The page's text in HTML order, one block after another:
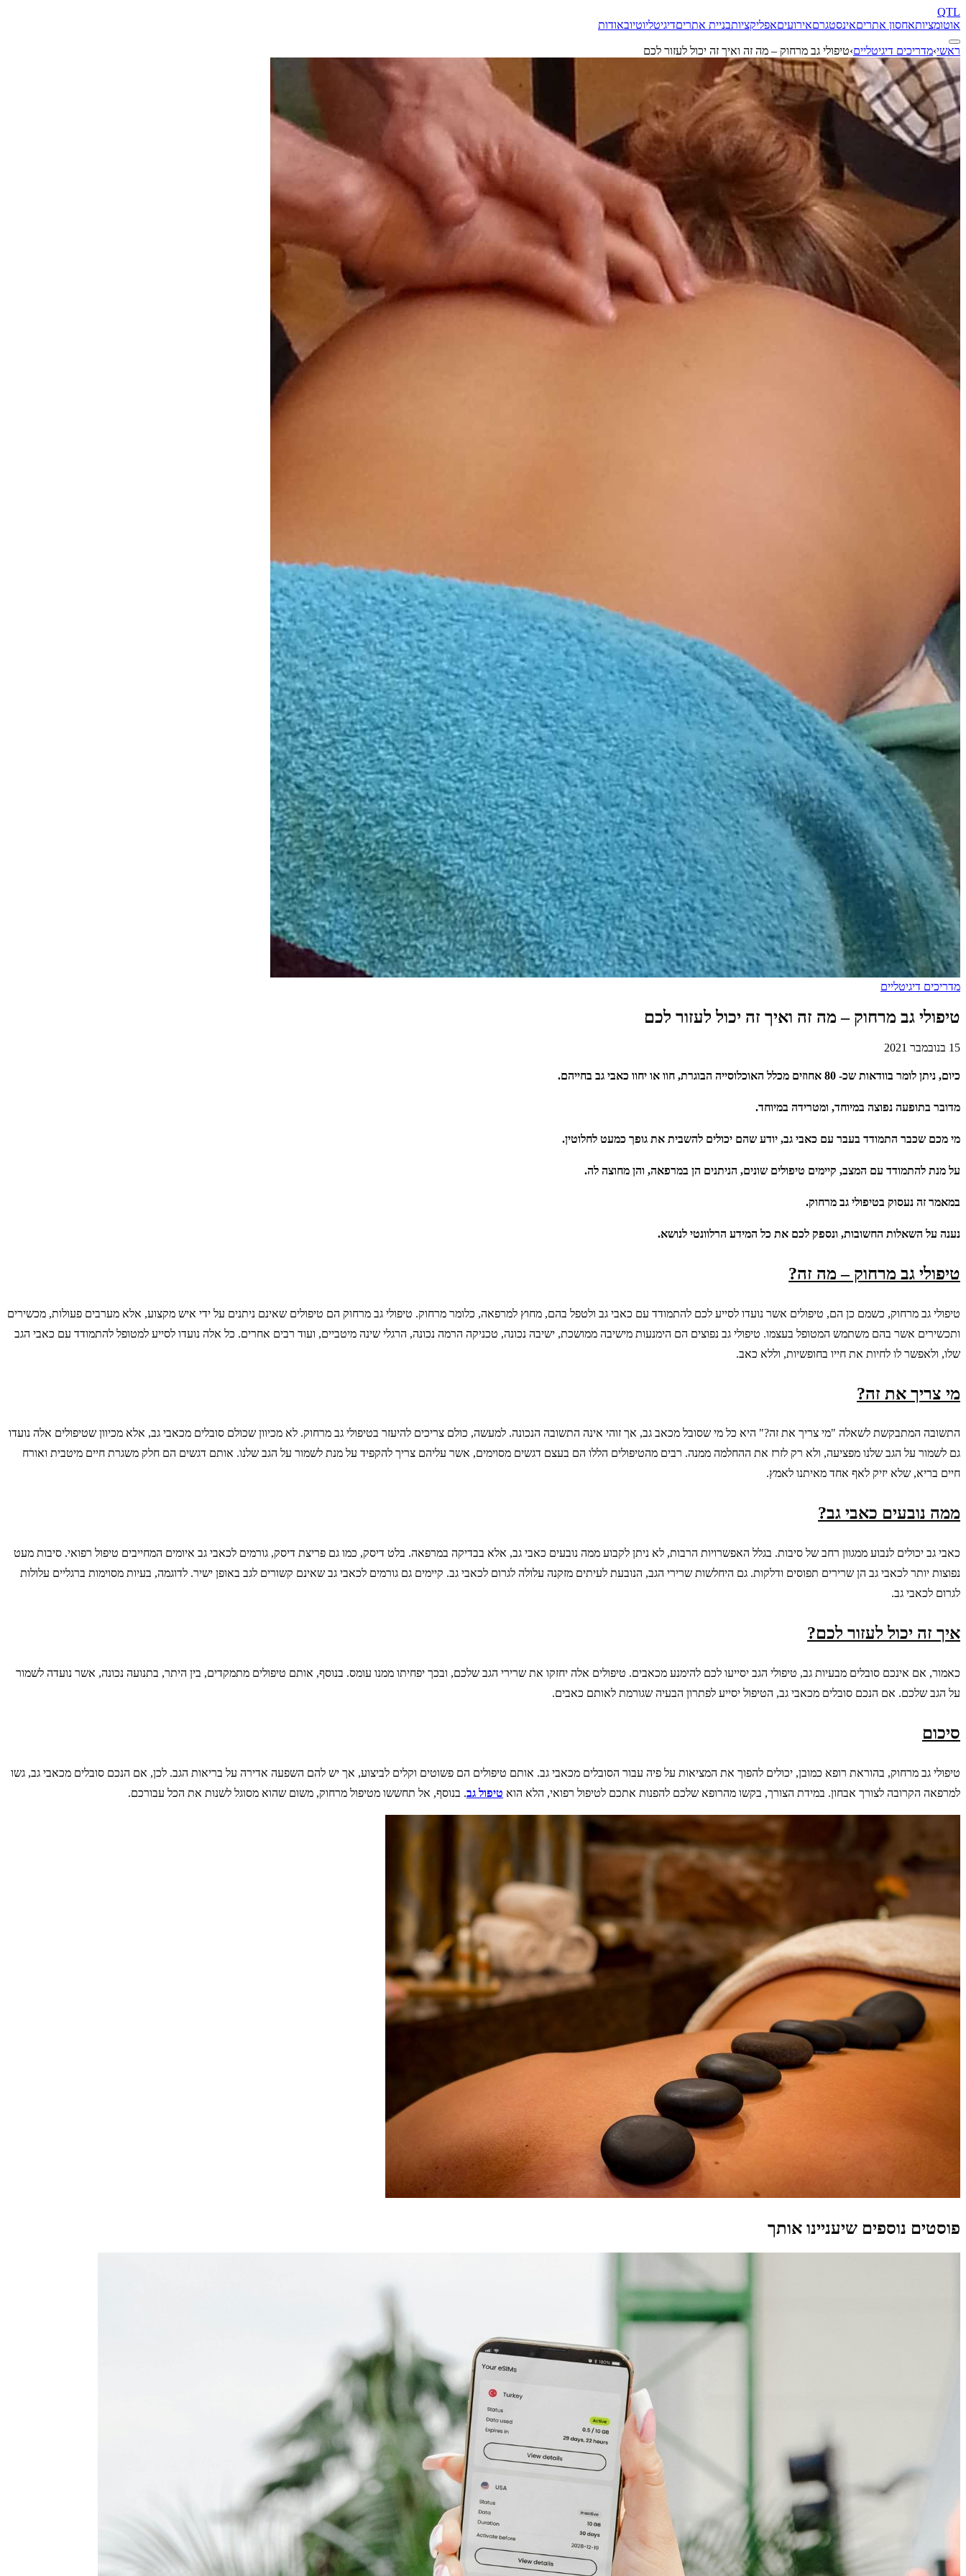
QTL
אוטומציותאחסון אתריםאינסטגרםאירועיםאפליקציותבניית אתריםדיגיטליוטיובאודות
ראשי›מדריכים דיגיטליים›טיפולי גב מרחוק – מה זה ואיך זה יכול לעזור לכם
מדריכים דיגיטליים
טיפולי גב מרחוק – מה זה ואיך זה יכול לעזור לכם
15 בנובמבר 2021
כיום, ניתן לומר בוודאות שכ- 80 אחוזים מכלל האוכלוסייה הבוגרת, חוו או יחוו כאבי גב בחייהם.
מדובר בתופעה נפוצה במיוחד, ומטרידה במיוחד.
מי מכם שכבר התמודד בעבר עם כאבי גב, יודע שהם יכולים להשבית את גופך כמעט לחלוטין.
על מנת להתמודד עם המצב, קיימים טיפולים שונים, הניתנים הן במרפאה, והן מחוצה לה.
במאמר זה נעסוק בטיפולי גב מרחוק.
נענה על השאלות החשובות, ונספק לכם את כל המידע הרלוונטי לנושא.
טיפולי גב מרחוק – מה זה?
טיפולי גב מרחוק, כשמם כן הם, טיפולים אשר נועדו לסייע לכם להתמודד עם כאבי גב ולטפל בהם, מחוץ למרפאה, כלומר מרחוק. טיפולי גב מרחוק הם טיפולים שאינם ניתנים על ידי איש מקצוע, אלא מערבים פעולות, מכשירים
ותכשירים אשר בהם משתמש המטופל בעצמו. טיפולי גב נפוצים הם הימנעות מישיבה ממושכת, ישיבה נכונה, טכניקה הרמה נכונה, הרגלי שינה מיטביים, ועוד רבים אחרים. כל אלה נועדו לסייע למטופל להתמודד עם כאבי הגב
שלו, ולאפשר לו לחיות את חייו בחופשיות, וללא כאב.
מי צריך את זה?
התשובה המתבקשת לשאלה "מי צריך את זה?" היא כל מי שסובל מכאב גב, אך זוהי אינה התשובה הנכונה. למעשה, כולם צריכים להיעזר בטיפולי גב מרחוק. לא מכיוון שכולם סובלים מכאבי גב, אלא מכיוון שטיפולים אלה נועדו
גם לשמור על הגב שלנו מפציעה, ולא רק לזרז את ההחלמה ממנה. רבים מהטיפולים הללו הם בעצם דגשים מסוימים, אשר עליהם צריך להקפיד על מנת לשמור על הגב שלנו. אותם דגשים הם חלק משגרת חיים מיטבית ואורח
חיים בריא, שלא יזיק לאף אחד מאיתנו לאמץ.
ממה נובעים כאבי גב?
כאבי גב יכולים לנבוע ממגוון רחב של סיבות. בגלל האפשרויות הרבות, לא ניתן לקבוע ממה נובעים כאבי גב, אלא בבדיקה במרפאה. בלט דיסק, כמו גם פריצת דיסק, גורמים לכאבי גב איומים המחייבים טיפול רפואי. סיבות מעט
נפוצות יותר לכאבי גב הן שרירים תפוסים ודלקות. גם היחלשות שרירי הגב, הנובעת לעיתים מזקנה עלולה לגרום לכאבי גב. קיימים גם גורמים לכאבי גב שאינם קשורים לגב באופן ישיר. לדוגמה, בעיות מסוימות ברגליים עלולות
לגרום לכאבי גב.
איך זה יכול לעזור לכם?
כאמור, אם אינכם סובלים מבעיות גב, טיפולי הגב יסייעו לכם להימנע מכאבים. טיפולים אלה יחזקו את שרירי הגב שלכם, ובכך יפחיתו ממנו עומס. בנוסף, אותם טיפולים מתמקדים, בין היתר, בתנועה נכונה, אשר נועדה לשמור
על הגב שלכם. אם הנכם סובלים מכאבי גב, הטיפול יסייע לפתרון הבעיה שגורמת לאותם כאבים.
סיכום
טיפולי גב מרחוק, בהוראת רופא כמובן, יכולים להפוך את המציאות על פיה עבור הסובלים מכאבי גב. אותם טיפולים הם פשוטים וקלים לביצוע, אך יש להם השפעה אדירה על בריאות הגב. לכן, אם הנכם סובלים מכאבי גב, גשו
למרפאה הקרובה לצורך אבחון. במידת הצורך, בקשו מהרופא שלכם להפנות אתכם לטיפול רפואי, הלא הוא טיפול גב. בנוסף, אל תחששו מטיפול מרחוק, משום שהוא מסוגל לשנות את הכל עבורכם.
פוסטים נוספים שיעניינו אותך